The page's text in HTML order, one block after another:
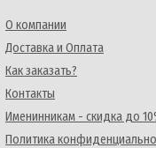
О компании
Доставка и Оплата
Как заказать?
Контакты
Именинникам - скидка до
Политика